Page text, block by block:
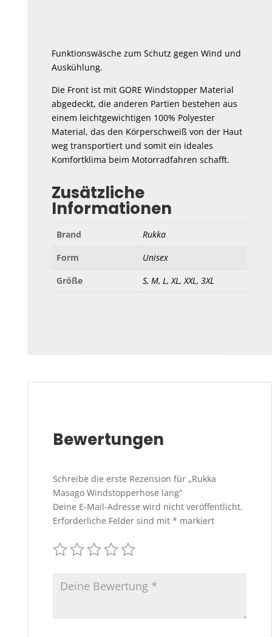
Funktionswäsche zum Schutz gegen Wind und
Auskühlung.
Die Front ist mit GORE Windstopper Material
abgedeckt, die anderen Partien bestehen aus
einem leichtgewichtigen 100% Polyester
Material, das den Körperschweiß von der Haut
weg transportiert und somit ein ideales
Komfortklima beim Motorradfahren schafft.
Zusätzliche
Informationen
Brand
Rukka
Form
Unisex
Größe
S, M, L, XL, XXL, 3XL
Bewertungen
Schreibe die erste Rezension für „Rukka
Masago Windstopperhose lang“
Deine E-Mail-Adresse wird nicht veröffentlicht.
Erforderliche Felder sind mit * markiert